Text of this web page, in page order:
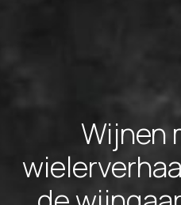
Wijnen